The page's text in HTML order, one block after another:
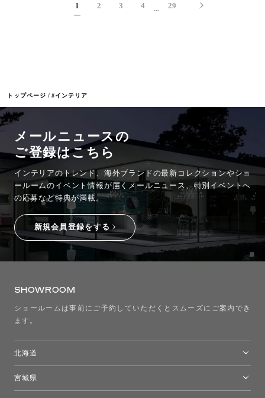
トップページ #インテリア
1 2 3 4 ... 29
メールニュースの
ご登録はこちら
インテリアのトレンド、海外ブランドの最新コレクションやショ
ールームのイベント情報が 届くメールニュース、特別イベントへ
の応募など特典が満載。
新規会員登録をする
SHOWROOM
ショールームは事前にご予約していただくとスムーズにご案内でき
ます。
北海道
宮城県